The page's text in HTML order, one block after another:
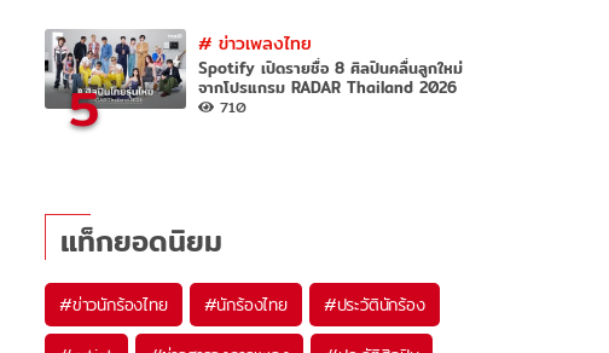
5
# ข่าวเพลงไทย
Spotify เปิดรายชื่อ 8 ศิลปินคลื่นลูกใหม่
จากโปรแกรม RADAR Thailand 2026
710
แท็กยอดนิยม
#ข่าวนักร้องไทย #นักร้องไทย #ประวัตินักร้อง